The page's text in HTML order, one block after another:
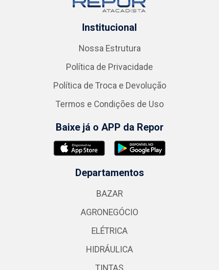
Institucional
Nossa Estrutura
Política de Privacidade
Política de Troca e Devolução
Termos e Condições de Uso
Baixe já o APP da Repor
Departamentos
BAZAR
AGRONEGÓCIO
ELÉTRICA
HIDRÁULICA
TINTAS